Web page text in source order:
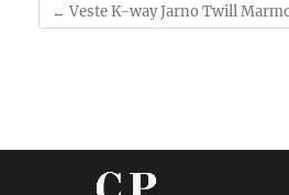
← Veste K-way Jarno Twill